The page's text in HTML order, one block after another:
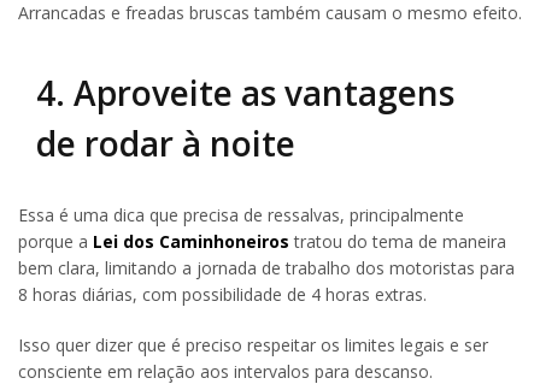
Arrancadas e freadas bruscas também causam o mesmo efeito.
4. Aproveite as vantagens
de rodar à noite
Essa é uma dica que precisa de ressalvas, principalmente
porque a Lei dos Caminhoneiros tratou do tema de maneira
bem clara, limitando a jornada de trabalho dos motoristas para
8 horas diárias, com possibilidade de 4 horas extras.
Isso quer dizer que é preciso respeitar os limites legais e ser
consciente em relação aos intervalos para descanso.